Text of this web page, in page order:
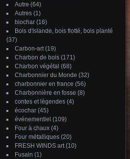
Autre (64)
Autres (1)
biochar (16)
Bois d'Islande, bois flotté, bois planté
(37)
Carbon-art(19)
Charbon de bois (171)
Charbon végétal (68)
Charbonnier du Monde (32)
charbonnier en france (56)
Charbonnière en fosse (8)
contes et légendes (4)
écochar (45)
événementiel (109)
Four à chaux (4)
Four métalliques (20)
FRESH WINDS art(10)
Fusain (1)